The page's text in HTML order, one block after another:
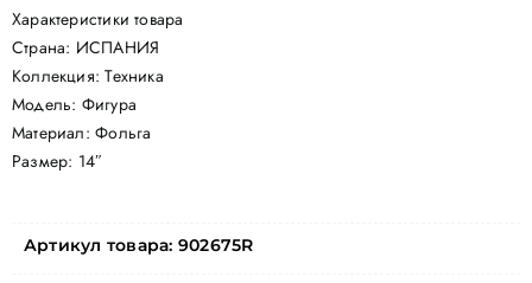
Характеристики товара
Страна: ИСПАНИЯ
Коллекция: Техника
Модель: Фигура
Материал: Фольга
Размер: 14″
Артикул товара: 902675R